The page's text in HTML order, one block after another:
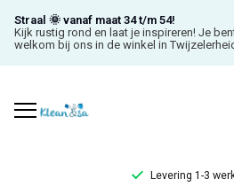
Straal 🌞 vanaf maat 34 t/m 54!
Kijk rustig rond en laat je inspireren! Je
welkom bij ons in de winkel in
Levering 1-3